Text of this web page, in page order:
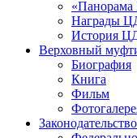
Награды
История
Верховный
Биография
Книга
Фильм
Законодательство